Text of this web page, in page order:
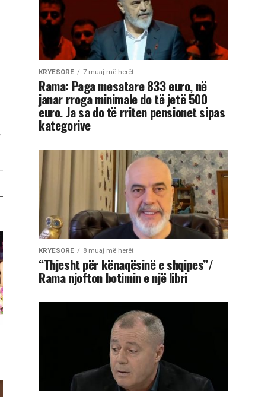
KRYESORE 7 muaj më herët
Rama: Paga mesatare 833 euro, në
janar rroga minimale do të jetë 500
euro. Ja sa do të rriten pensionet sipas
kategorive
KRYESORE 8 muaj më herët
“Thjesht për kënaqësinë e shqipes”/
Rama njofton botimin e një libri